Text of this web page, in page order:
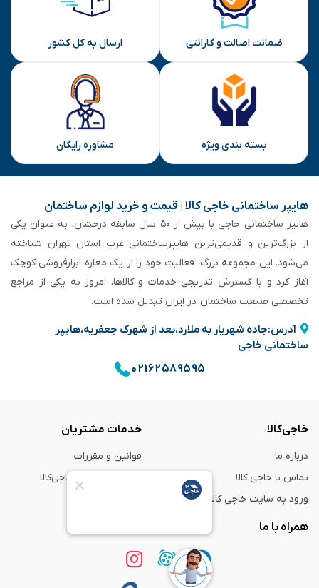
ضمانت اصالت و گارانتی ارسال به کل کشور
بسته بندی ویژه مشاوره رایگان
هایپر ساختمانی خاجی‌ کالا | قیمت و خرید لوازم ساختمان
هایپر ساختمانی خاجی‌ با بیش از ۵۰ سال سابقه‌ درخشان، به عنوان یکی
از بزرگ‌ترین و قدیمی‌ترین هایپرساختمانی‌ غرب استان تهران شناخته
می‌شود. این مجموعه بزرگ، فعالیت خود را از یک مغازه ابزارفروشی کوچک
آغاز کرد و با گسترش تدریجی خدمات و کالاها، امروز به یکی از مراجع
تخصصی صنعت ساختمان در ایران تبدیل شده است.
آدرس:جاده شهریار به ملارد،بعد از شهرک جعفریه،هایپر
ساختمانی خاجی
۰۲۱۶۲۵۸۹۵۹۵
خاجی‌کالا
درباره ما
تماس با خاجی کالا
ورود به سایت خاجی‌ کالا
خدمات مشتریان
قوانین و مقررات
راهنمای خرید از خاجی‌کالا
همراه با ما